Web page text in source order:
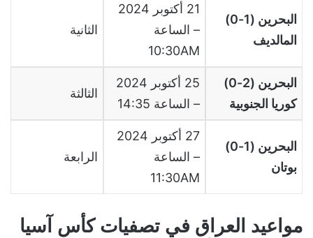
البحرين (1-0)
المالديف
21 أكتوبر 2024
– الساعة
10:30AM
الثانية
البحرين (2-0)
كوريا الجنوبية
25 أكتوبر 2024
– الساعة 14:35
الثالثة
البحرين (1-0)
بوتان
27 أكتوبر 2024
– الساعة
11:30AM
الرابعة
مواعيد العراق في تصفيات كأس آسيا